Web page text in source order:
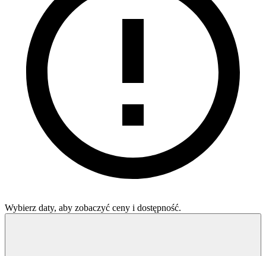
Wybierz daty, aby zobaczyć ceny i dostępność.